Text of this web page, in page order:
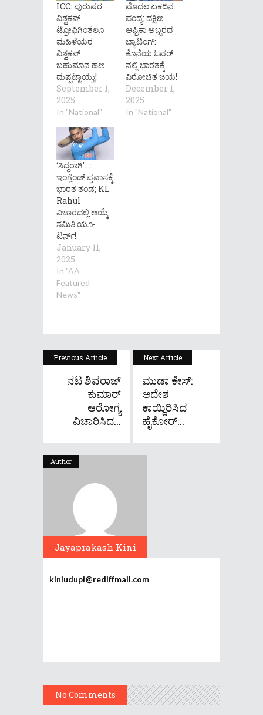
ICC: ಪುರುಷರ
ವಿಶ್ವಕಪ್
ಟ್ರೋಫಿಗಿಂತಲೂ
ಮಹಿಳೆಯರ
ವಿಶ್ವಕಪ್
ಬಹುಮಾನ ಹಣ
ದುಪ್ಪಟ್ಟಾಯ್ತು!
September 1,
2025
In "National"
ಮೊದಲ ಏಕದಿನ
ಪಂದ್ಯ: ದಕ್ಷಿಣ
ಆಫ್ರಿಕಾ ಅಬ್ಬರದ
ಬ್ಯಾಟಿಂಗ್:
ಕೊನೆಯ ಓವರ್
ನಲ್ಲಿ ಭಾರತಕ್ಕೆ
ವಿರೋಚಿತ ಜಯ!
December 1,
2025
In "National"
‘ಸಿದ್ಧರಾಗಿ’…:
ಇಂಗ್ಲೆಂಡ್ ಪ್ರವಾಸಕ್ಕೆ
ಭಾರತ ತಂಡ; KL
Rahul
ವಿಚಾರದಲ್ಲಿ ಆಯ್ಕೆ
ಸಮಿತಿ ಯೂ-
ಟರ್ನ್!
January 11,
2025
In "AA
Featured
News"
Previous Article
ನಟ ಶಿವರಾಜ್
ಕುಮಾರ್
ಆರೋಗ್ಯ
ವಿಚಾರಿಸಿದ...
Next Article
ಮುಡಾ ಕೇಸ್:
ಆದೇಶ
ಕಾಯ್ದಿರಿಸಿದ
ಹೈಕೋರ್...
Author
Jayaprakash Kini
kiniudupi@rediffmail.com
No Comments